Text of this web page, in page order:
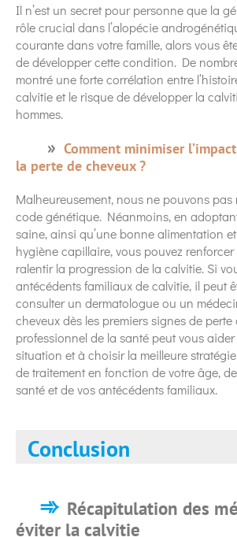
Il n’est un secret pour personne que la
rôle crucial dans l’alopécie
courante dans votre famille, alors vous
de développer cette condition. De
montré une forte corrélation entre
calvitie et le risque de développer la
hommes.
Comment minimiser
la perte de cheveux ?
Malheureusement, nous ne pouvons
code génétique. Néanmoins, en
saine, ainsi qu’une bonne alimentation
hygiène capillaire, vous pouvez
ralentir la progression de la calvitie. Si
antécédents familiaux de calvitie, il peut
consulter un dermatologue ou un
cheveux dès les premiers signes de perte
professionnel de la santé peut vous
situation et à choisir la meilleure
de traitement en fonction de votre âge,
santé et de vos antécédents familiaux.
Conclusion
Récapitulation des
éviter la calvitie